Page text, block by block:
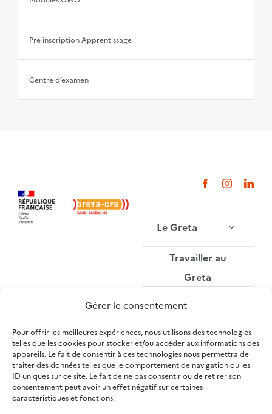
Gérer le consentement
Pour offrir les meilleures expériences, nous utilisons des technologies
telles que les cookies pour stocker et/ou accéder aux informations des
appareils. Le fait de consentir à ces technologies nous permettra de
traiter des données telles que le comportement de navigation ou les
ID uniques sur ce site. Le fait de ne pas consentir ou de retirer son
consentement peut avoir un effet négatif sur certaines
caractéristiques et fonctions.
Pré inscription Apprentissage
Centre d’examen
Le Greta
Travailler au
Greta
Publications
Mon compte
Nous contacter